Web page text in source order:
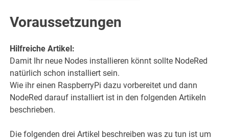
Voraussetzungen
Hilfreiche Artikel:
Damit Ihr neue Nodes installieren könnt sollte NodeRed
natürlich schon installiert sein.
Wie ihr einen RaspberryPi dazu vorbereitet und dann
NodeRed darauf installiert ist in den folgenden Artikeln
beschrieben.
Die folgenden drei Artikel beschreiben was zu tun ist um